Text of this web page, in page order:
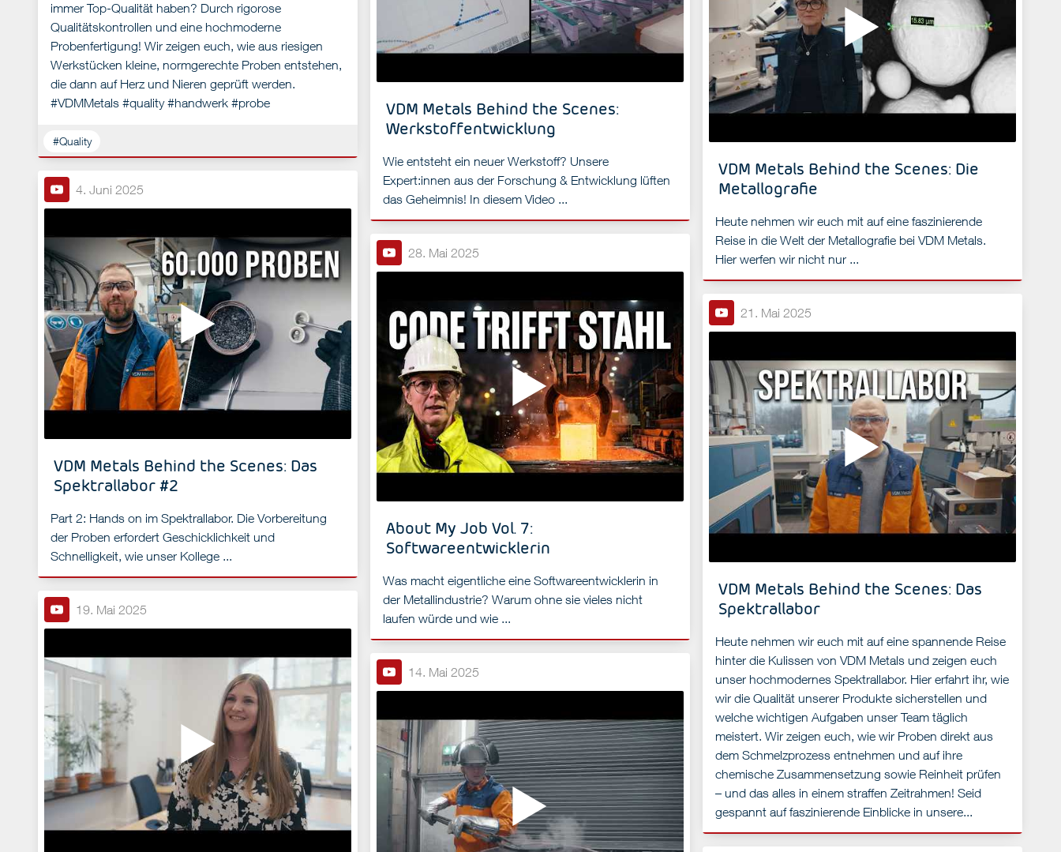
immer Top-Qualität haben? Durch rigorose
Qualitätskontrollen und eine hochmoderne
Probenfertigung! Wir zeigen euch, wie aus riesigen
Werkstücken kleine, normgerechte Proben entstehen,
die dann auf Herz und Nieren geprüft werden.
#VDMMetals #quality #handwerk #probe
#Quality
VDM Metals Behind the Scenes:
Werkstoffentwicklung
Wie entsteht ein neuer Werkstoff? Unsere
Expert:innen aus der Forschung & Entwicklung lüften
das Geheimnis! In diesem Video ...
VDM Metals Behind the Scenes: Die
Metallografie
Heute nehmen wir euch mit auf eine faszinierende
Reise in die Welt der Metallografie bei VDM Metals.
Hier werfen wir nicht nur ...
4. Juni 2025
VDM Metals Behind the Scenes: Das
Spektrallabor #2
Part 2: Hands on im Spektrallabor. Die Vorbereitung
der Proben erfordert Geschicklichkeit und
Schnelligkeit, wie unser Kollege ...
28. Mai 2025
About My Job Vol. 7:
Softwareentwicklerin
Was macht eigentliche eine Softwareentwicklerin in
der Metallindustrie? Warum ohne sie vieles nicht
laufen würde und wie ...
21. Mai 2025
VDM Metals Behind the Scenes: Das
Spektrallabor
Heute nehmen wir euch mit auf eine spannende Reise
hinter die Kulissen von VDM Metals und zeigen euch
unser hochmodernes Spektrallabor. Hier erfahrt ihr, wie
wir die Qualität unserer Produkte sicherstellen und
welche wichtigen Aufgaben unser Team täglich
meistert. Wir zeigen euch, wie wir Proben direkt aus
dem Schmelzprozess entnehmen und auf ihre
chemische Zusammensetzung sowie Reinheit prüfen
– und das alles in einem straffen Zeitrahmen! Seid
gespannt auf faszinierende Einblicke in unsere...
19. Mai 2025
14. Mai 2025